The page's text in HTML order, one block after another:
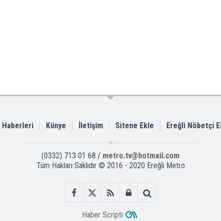
Haberleri Künye İletişim Sitene Ekle Ereğli Nöbetçi
(0332) 713 01 68 / metro.tv@hotmail.com
Tüm Hakları Saklıdır © 2016 - 2020 Ereğli Metro
Haber Scripti